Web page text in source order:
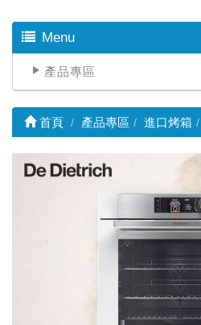
Menu
產品專區
首頁 產品專區 進口烤箱